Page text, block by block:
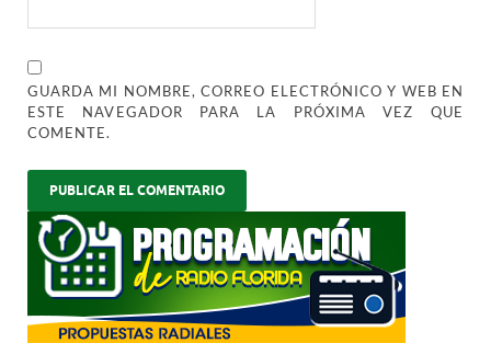
GUARDA MI NOMBRE, CORREO ELECTRÓNICO Y WEB EN
ESTE NAVEGADOR PARA LA PRÓXIMA VEZ QUE
COMENTE.